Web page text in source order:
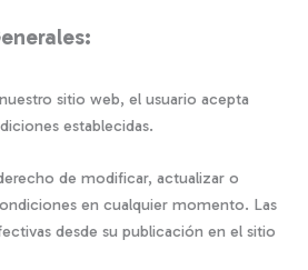
sitio web, el usuario acepta
establecidas.
de modificar, actualizar o
en cualquier momento. Las
desde su publicación en el sitio